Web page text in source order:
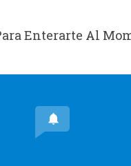
Enterarte Al